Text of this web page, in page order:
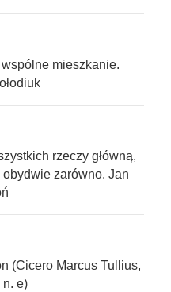
mieszkanie.
rzeczy główną,
obydwie zarówno. Jan
(Cicero Marcus Tullius,
n. e)